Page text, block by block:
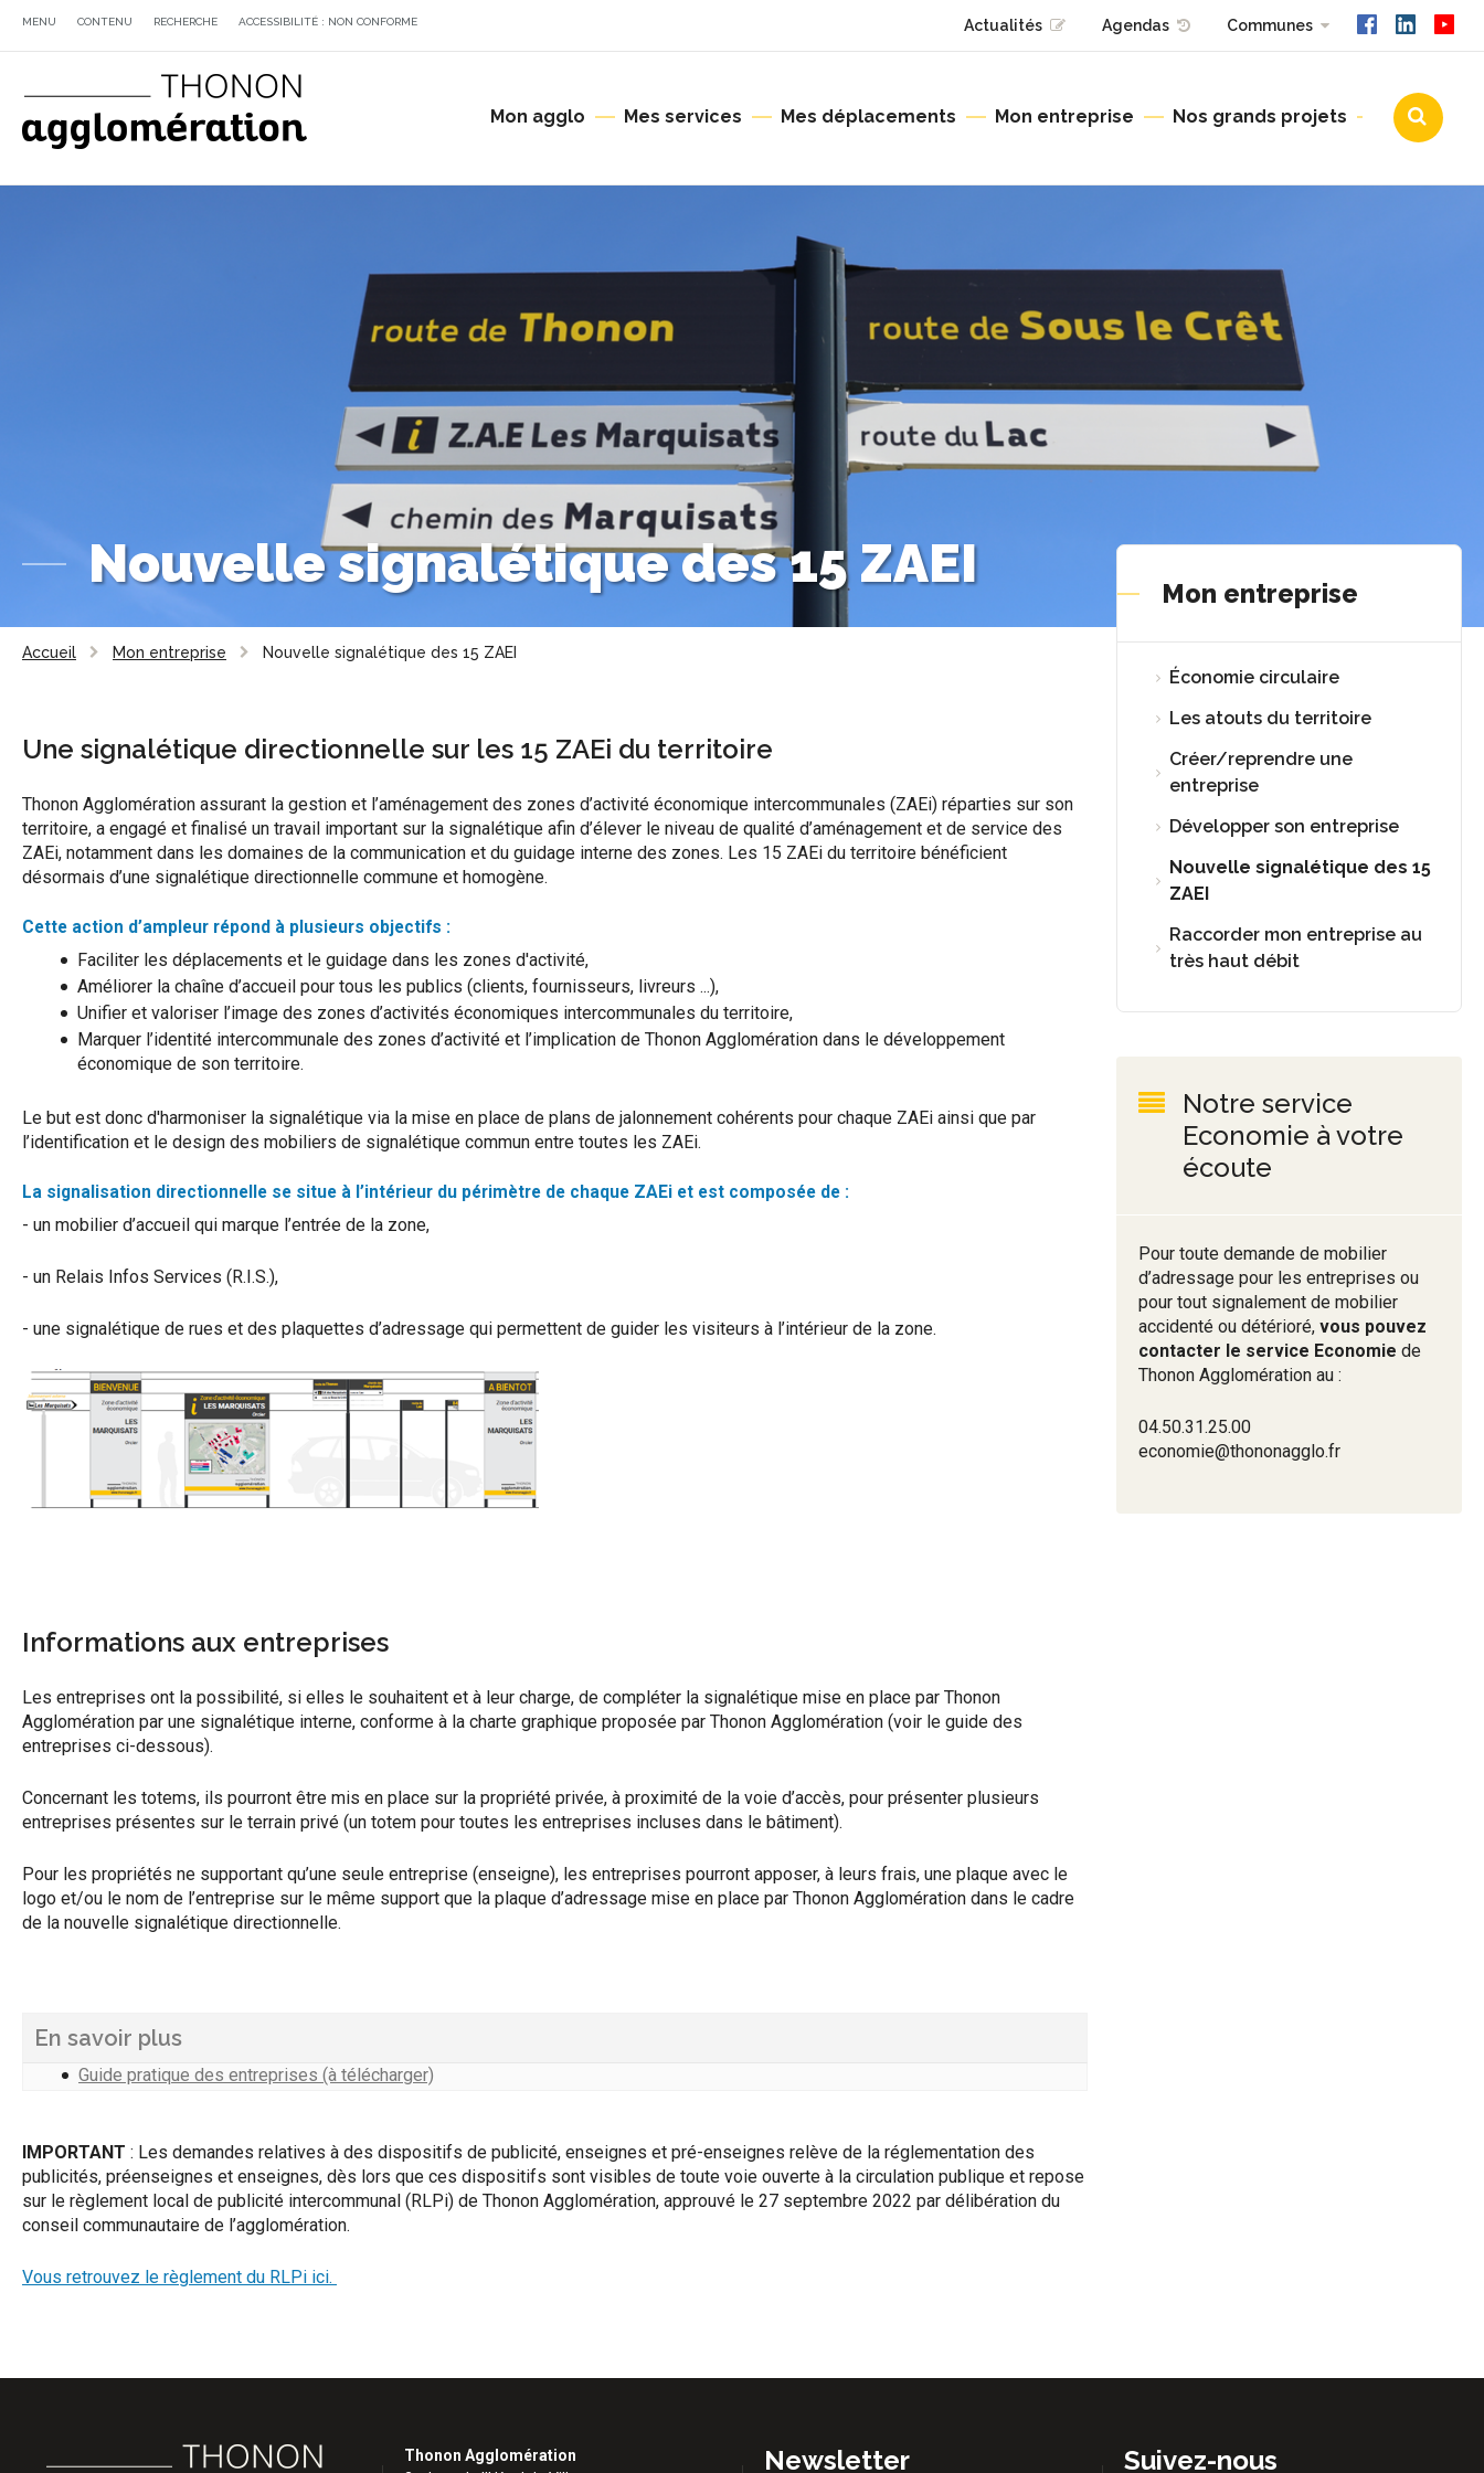
MENU CONTENU RECHERCHE ACCESSIBILITÉ : NON CONFORME Actualités Agendas Communes
Mon agglo Mes services Mes déplacements Mon entreprise Nos grands projets
Nouvelle signalétique des 15 ZAEI
Accueil Mon entreprise Nouvelle signalétique des 15 ZAEI
Une signalétique directionnelle sur les 15 ZAEi du territoire
Thonon Agglomération assurant la gestion et l’aménagement des zones d’activité économique intercommunales (ZAEi) réparties sur son
territoire, a engagé et finalisé un travail important sur la signalétique afin d’élever le niveau de qualité d’aménagement et de service des
ZAEi, notamment dans les domaines de la communication et du guidage interne des zones. Les 15 ZAEi du territoire bénéficient
désormais d’une signalétique directionnelle commune et homogène.
Cette action d’ampleur répond à plusieurs objectifs :
Faciliter les déplacements et le guidage dans les zones d'activité,
Améliorer la chaîne d’accueil pour tous les publics (clients, fournisseurs, livreurs ...),
Unifier et valoriser l’image des zones d’activités économiques intercommunales du territoire,
Marquer l’identité intercommunale des zones d’activité et l’implication de Thonon Agglomération dans le développement
économique de son territoire.
Le but est donc d'harmoniser la signalétique via la mise en place de plans de jalonnement cohérents pour chaque ZAEi ainsi que par
l’identification et le design des mobiliers de signalétique commun entre toutes les ZAEi.
La signalisation directionnelle se situe à l’intérieur du périmètre de chaque ZAEi et est composée de :
- un mobilier d’accueil qui marque l’entrée de la zone,
- un Relais Infos Services (R.I.S.),
- une signalétique de rues et des plaquettes d’adressage qui permettent de guider les visiteurs à l’intérieur de la zone.
Informations aux entreprises
Les entreprises ont la possibilité, si elles le souhaitent et à leur charge, de compléter la signalétique mise en place par Thonon
Agglomération par une signalétique interne, conforme à la charte graphique proposée par Thonon Agglomération (voir le guide des
entreprises ci-dessous).
Concernant les totems, ils pourront être mis en place sur la propriété privée, à proximité de la voie d’accès, pour présenter plusieurs
entreprises présentes sur le terrain privé (un totem pour toutes les entreprises incluses dans le bâtiment).
Pour les propriétés ne supportant qu’une seule entreprise (enseigne), les entreprises pourront apposer, à leurs frais, une plaque avec le
logo et/ou le nom de l’entreprise sur le même support que la plaque d’adressage mise en place par Thonon Agglomération dans le cadre
de la nouvelle signalétique directionnelle.
En savoir plus
Guide pratique des entreprises (à télécharger)
IMPORTANT : Les demandes relatives à des dispositifs de publicité, enseignes et pré-enseignes relève de la réglementation des
publicités, préenseignes et enseignes, dès lors que ces dispositifs sont visibles de toute voie ouverte à la circulation publique et repose
sur le règlement local de publicité intercommunal (RLPi) de Thonon Agglomération, approuvé le 27 septembre 2022 par délibération du
conseil communautaire de l’agglomération.
Vous retrouvez le règlement du RLPi ici.
Mon entreprise
Économie circulaire
Les atouts du territoire
Créer/reprendre une
entreprise
Développer son entreprise
Nouvelle signalétique des 15
ZAEI
Raccorder mon entreprise au
très haut débit
Notre service
Economie à votre
écoute
Pour toute demande de mobilier
d’adressage pour les entreprises ou
pour tout signalement de mobilier
accidenté ou détérioré,vous pouvez
contacter le service Economie de
Thonon Agglomération au :
04.50.31.25.00
economie@thononagglo.fr
Thonon Agglomération
Newsletter Suivez-nous